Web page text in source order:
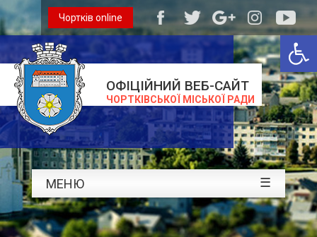
ОФІЦІЙНИЙ ВЕБ-САЙТ
ЧОРТКІВСЬКОЇ МІСЬКОЇ РАДИ
Чортків online
МЕНЮ ☰